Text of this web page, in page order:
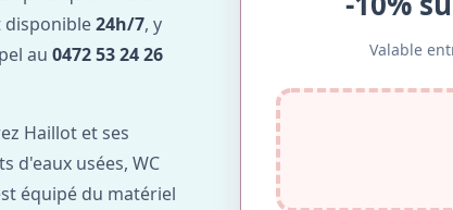
disponible24h/7, y
au 0472 53 24 26
Haillot et ses
d'eaux usées, WC
équipé du matériel
Valable